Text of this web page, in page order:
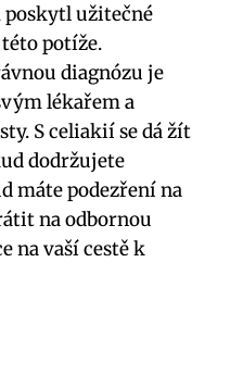
poskytl užitečné
potíže.
diagnózu je
lékařem a
S celiakií se dá žít
dodržujete
máte podezření na
na odbornou
na vaší cestě k